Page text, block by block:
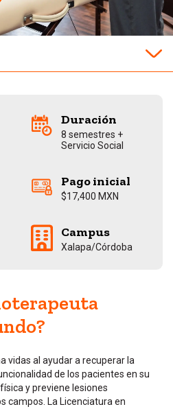
Duración
8 semestres +
Servicio Social
Pago inicial
$17,400 MXN
Campus
Xalapa/Córdoba
vidas al ayudar a recuperar la
de los pacientes en su
y previene lesiones
campos. La Licenciatura en